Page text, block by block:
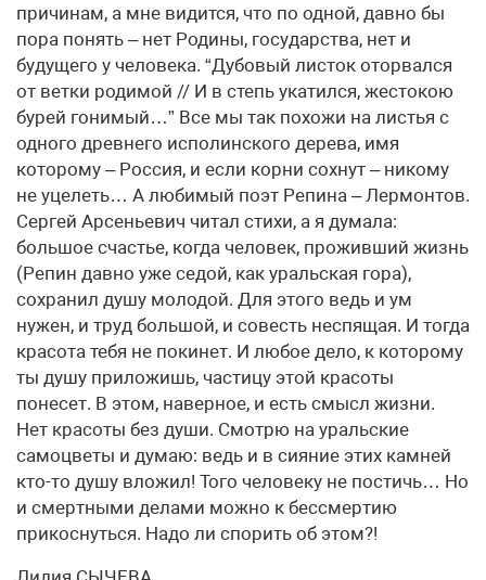
причинам, а мне видится, что по одной, давно бы
пора понять – нет Родины, государства, нет и
будущего у человека. “Дубовый листок оторвался
от ветки родимой // И в степь укатился, жестокою
бурей гонимый…” Все мы так похожи на листья с
одного древнего исполинского дерева, имя
которому – Россия, и если корни сохнут – никому
не уцелеть… А любимый поэт Репина – Лермонтов.
Сергей Арсеньевич читал стихи, а я думала:
большое счастье, когда человек, проживший жизнь
(Репин давно уже седой, как уральская гора),
сохранил душу молодой. Для этого ведь и ум
нужен, и труд большой, и совесть неспящая. И тогда
красота тебя не покинет. И любое дело, к которому
ты душу приложишь, частицу этой красоты
понесет. В этом, наверное, и есть смысл жизни.
Нет красоты без души. Смотрю на уральские
самоцветы и думаю: ведь и в сияние этих камней
кто-то душу вложил! Того человеку не постичь… Но
и смертными делами можно к бессмертию
прикоснуться. Надо ли спорить об этом?!